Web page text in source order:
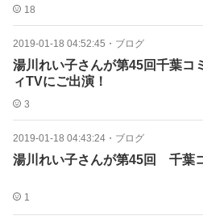
18
2019-01-18 04:52:45 ・ ブログ
湯川れい子さんが第45回千葉コ
ィTVにご出演！
3
2019-01-18 04:43:24 ・ ブログ
湯川れい子さんが第45回 千葉
1